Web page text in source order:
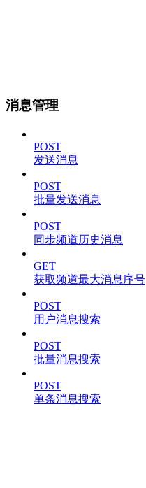
消息管理
POST
发送消息
POST
批量发送消息
POST
同步频道历史消息
GET
获取频道最大消息序号
POST
用户消息搜索
POST
批量消息搜索
POST
单条消息搜索